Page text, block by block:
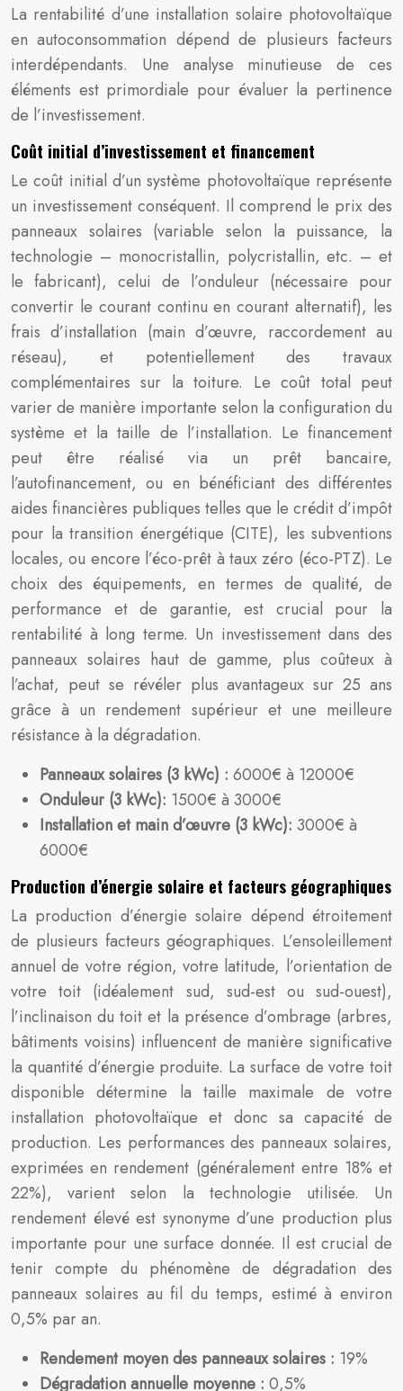
La rentabilité d’une installation solaire photovoltaïque
en autoconsommation dépend de plusieurs facteurs
interdépendants. Une analyse minutieuse de ces
éléments est primordiale pour évaluer la pertinence
de l’investissement.
Coût initial d’investissement et financement
Le coût initial d’un système photovoltaïque représente
un investissement conséquent. Il comprend le prix des
panneaux solaires (variable selon la puissance, la
technologie – monocristallin, polycristallin, etc. – et
le fabricant), celui de l’onduleur (nécessaire pour
convertir le courant continu en courant alternatif), les
frais d’installation (main d’œuvre, raccordement au
réseau), et potentiellement des travaux
complémentaires sur la toiture. Le coût total peut
varier de manière importante selon la configuration du
système et la taille de l’installation. Le financement
peut être réalisé via un prêt bancaire,
l’autofinancement, ou en bénéficiant des différentes
aides financières publiques telles que le crédit d’impôt
pour la transition énergétique (CITE), les subventions
locales, ou encore l’éco-prêt à taux zéro (éco-PTZ). Le
choix des équipements, en termes de qualité, de
performance et de garantie, est crucial pour la
rentabilité à long terme. Un investissement dans des
panneaux solaires haut de gamme, plus coûteux à
l’achat, peut se révéler plus avantageux sur 25 ans
grâce à un rendement supérieur et une meilleure
résistance à la dégradation.
Panneaux solaires (3 kWc) : 6000€ à 12000€
Onduleur (3 kWc): 1500€ à 3000€
Installation et main d’œuvre (3 kWc): 3000€ à
6000€
Production d’énergie solaire et facteurs géographiques
La production d’énergie solaire dépend étroitement
de plusieurs facteurs géographiques. L’ensoleillement
annuel de votre région, votre latitude, l’orientation de
votre toit (idéalement sud, sud-est ou sud-ouest),
l’inclinaison du toit et la présence d’ombrage (arbres,
bâtiments voisins) influencent de manière significative
la quantité d’énergie produite. La surface de votre toit
disponible détermine la taille maximale de votre
installation photovoltaïque et donc sa capacité de
production. Les performances des panneaux solaires,
exprimées en rendement (généralement entre 18% et
22%), varient selon la technologie utilisée. Un
rendement élevé est synonyme d’une production plus
importante pour une surface donnée. Il est crucial de
tenir compte du phénomène de dégradation des
panneaux solaires au fil du temps, estimé à environ
0,5% par an.
Rendement moyen des panneaux solaires : 19%
Dégradation annuelle moyenne : 0,5%